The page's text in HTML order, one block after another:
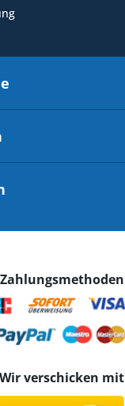
Zahlungsmethoden
Wir verschicken mit